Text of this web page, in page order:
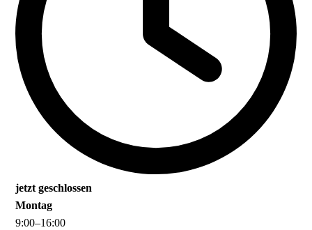
jetzt geschlossen
Montag
9:00–16:00